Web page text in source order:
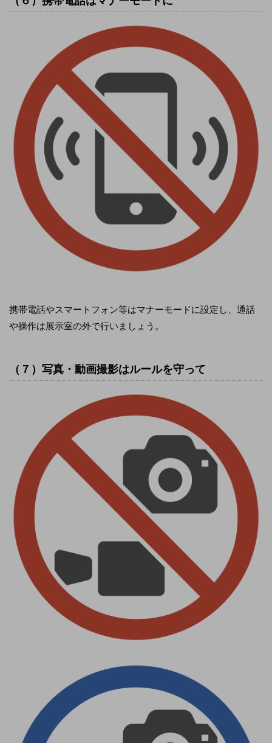
携帯電話やスマートフォン等はマナーモードに設定し、通話
や操作は展示室の外で行いましょう。
（７）写真・動画撮影はルールを守って